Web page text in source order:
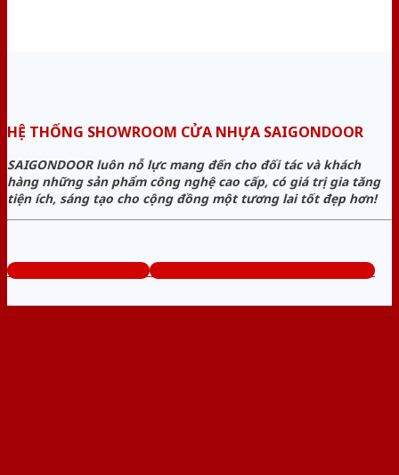
HỆ THỐNG SHOWROOM CỬA NHỰA SAIGONDOOR
SAIGONDOOR luôn nỗ lực mang đến cho đối tác và khách
hàng những sản phẩm công nghệ cao cấp, có giá trị gia tăng
tiện ích, sáng tạo cho cộng đồng một tương lai tốt đẹp hơn!
www.sieuthicuanhua.net Tổng đài tư vấn miễn phí: 0824.400.400